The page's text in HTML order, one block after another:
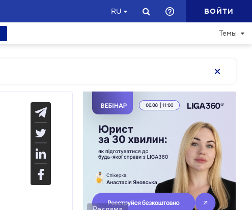
RU ВОЙТИ
Темы